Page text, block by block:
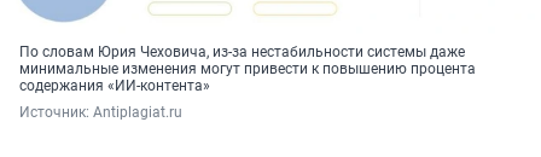
По словам Юрия Чеховича, из-за нестабильности системы даже
минимальные изменения могут привести к повышению процента
содержания «ИИ-контента»
Источник: Antiplagiat.ru